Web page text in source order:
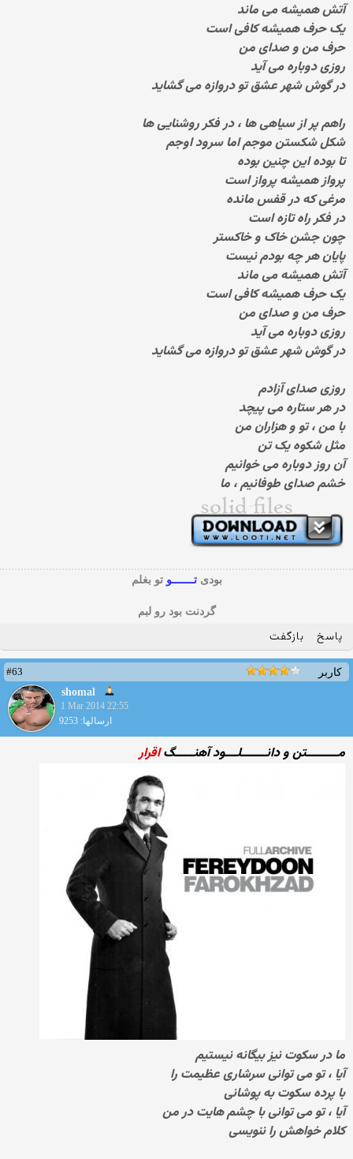
آتش همیشه می ماند
یک حرف همیشه کافی است
حرف من و صدای من
روزی دوباره می آید
در گوش شهر عشق تو دروازه می گشاید
راهم پر از سیاهی ها ، در فکر روشنایی ها
شکل شکستن موجم اما سرود اوجم
تا بوده این چنین بوده
پرواز همیشه پرواز است
مرغی که در قفس مانده
در فکر راه تازه است
چون جشن خاک و خاکستر
پایان هر چه بودم نیست
آتش همیشه می ماند
یک حرف همیشه کافی است
حرف من و صدای من
روزی دوباره می آید
در گوش شهر عشق تو دروازه می گشاید
روزی صدای آزادم
در هر ستاره می پیچد
با من ، تو و هزاران من
مثل شکوه یک تن
آن روز دوباره می خوانیم
خشم صدای طوفانیم ، ما
بودیتـــــــوتو بغلم
گردنت بود رو لبم
پاسخ بازگفت
کاربر
#63
shomal
1 Mar 2014 22:55
ارسالها: 9253
مــــــــــتن و دانــــــــلــــود آهنــــــگاقرار
ما در سکوت نیز بیگانه نیستیم
آیا ، تو می توانی سرشاری عظیمت را
با پرده سکوت به پوشانی
آیا ، تو می توانی با چشم هایت در من
کلام خواهش را ننویسی